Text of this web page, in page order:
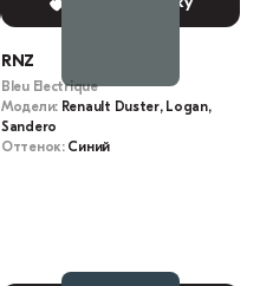
Выбрать краску
RNZ
Bleu Electrique
Модели: Renault Duster, Logan,
Sandero
Оттенок: Синий